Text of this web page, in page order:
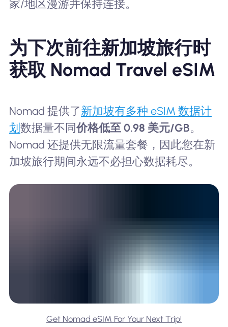
家/地区漫游并保持连接。
为下次前往新加坡旅行时
获取 Nomad Travel eSIM
Nomad 提供了新加坡有多种 eSIM 数据计
划 数据量不同价格低至 0.98 美元/GB。
Nomad 还提供无限流量套餐，因此您在新
加坡旅行期间永远不必担心数据耗尽。
Get Nomad eSIM For Your Next Trip!